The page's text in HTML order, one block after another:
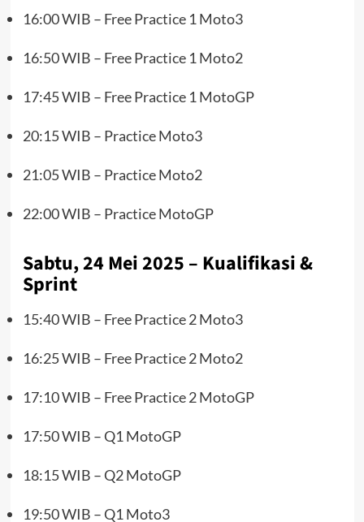
16:00 WIB – Free Practice 1 Moto3
16:50 WIB – Free Practice 1 Moto2
17:45 WIB – Free Practice 1 MotoGP
20:15 WIB – Practice Moto3
21:05 WIB – Practice Moto2
22:00 WIB – Practice MotoGP
Sabtu, 24 Mei 2025 – Kualifikasi &
Sprint
15:40 WIB – Free Practice 2 Moto3
16:25 WIB – Free Practice 2 Moto2
17:10 WIB – Free Practice 2 MotoGP
17:50 WIB – Q1 MotoGP
18:15 WIB – Q2 MotoGP
19:50 WIB – Q1 Moto3